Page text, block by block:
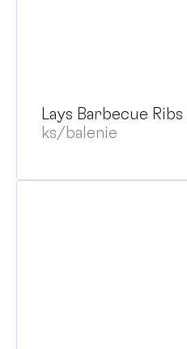
Lays Barbecue Ribs
ks/balenie